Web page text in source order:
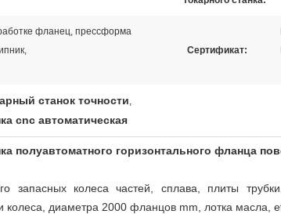
фланец, прессформа
Сертификат:
станок точности,
cnc автоматическая
полуавтоматного горизонтального фланца
запасных колеса частей, сплава, плиты
колеса, диаметра 2000 фланцов mm, лотка масла,